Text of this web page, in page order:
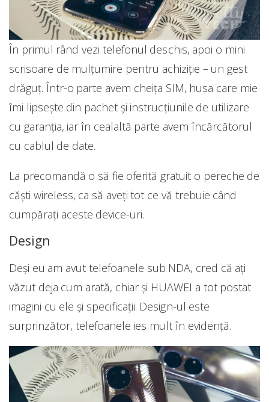
În primul rând vezi telefonul deschis, apoi o mini
scrisoare de mulțumire pentru achiziție – un gest
drăguț. Într-o parte avem cheița SIM, husa care mie
îmi lipsește din pachet și instrucțiunile de utilizare
cu garanția, iar în cealaltă parte avem încărcătorul
cu cablul de date.
La precomandă o să fie oferită gratuit o pereche de
căști wireless, ca să aveți tot ce vă trebuie când
cumpărați aceste device-uri.
Design
Deși eu am avut telefoanele sub NDA, cred că ați
văzut deja cum arată, chiar și HUAWEI a tot postat
imagini cu ele și specificații. Design-ul este
surprinzător, telefoanele ies mult în evidență.